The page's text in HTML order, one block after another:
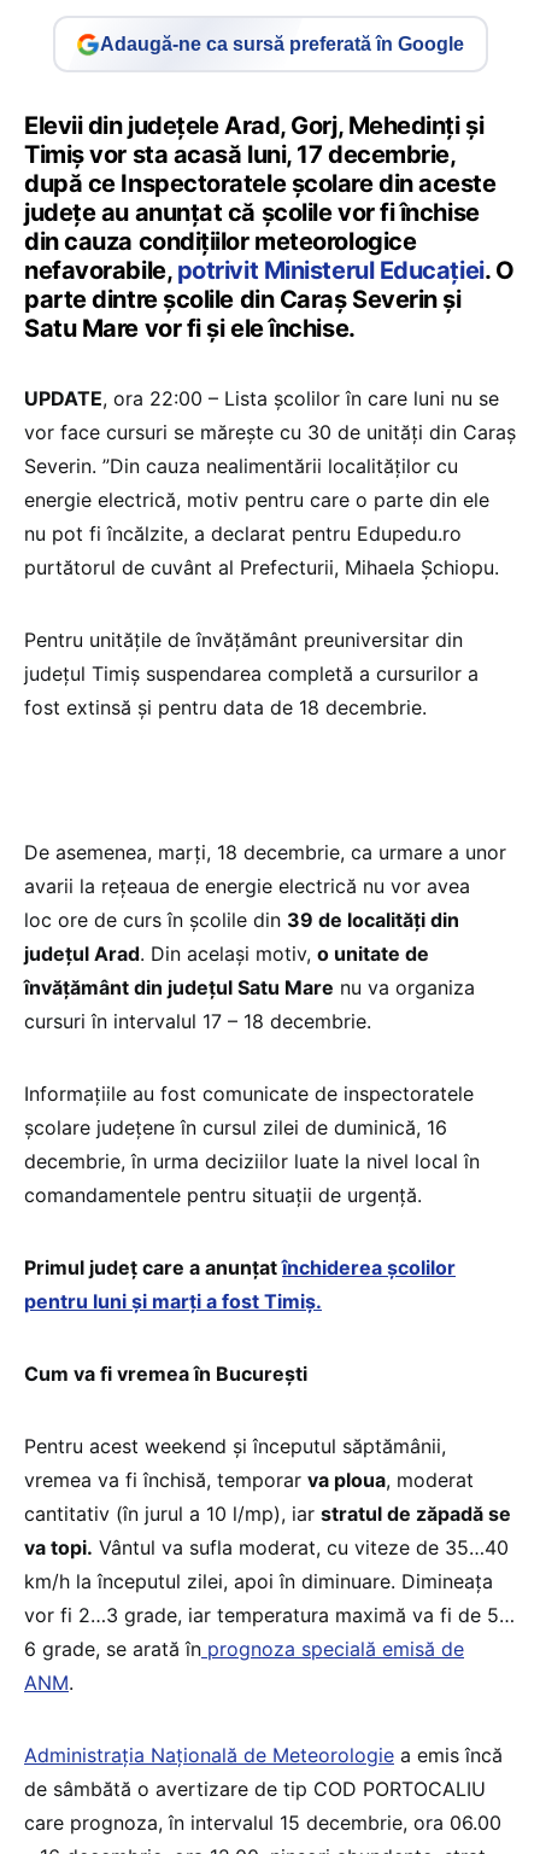
Adaugă-ne ca sursă preferată în Google
Elevii din județele Arad, Gorj, Mehedinți și
Timiș vor sta acasă luni, 17 decembrie,
după ce Inspectoratele școlare din aceste
județe au anunțat că școlile vor fi închise
din cauza condițiilor meteorologice
nefavorabile, potrivit Ministerul Educației. O
parte dintre școlile din Caraș Severin și
Satu Mare vor fi și ele închise.
UPDATE, ora 22:00 – Lista școlilor în care luni nu se
vor face cursuri se mărește cu 30 de unități din Caraș
Severin. ”Din cauza nealimentării localităților cu
energie electrică, motiv pentru care o parte din ele
nu pot fi încălzite, a declarat pentru Edupedu.ro
purtătorul de cuvânt al Prefecturii, Mihaela Șchiopu.
Pentru unitățile de învățământ preuniversitar din
județul Timiș suspendarea completă a cursurilor a
fost extinsă și pentru data de 18 decembrie.
De asemenea, marți, 18 decembrie, ca urmare a unor
avarii la rețeaua de energie electrică nu vor avea
loc ore de curs în școlile din 39 de localități din
județul Arad. Din același motiv, o unitate de
învățământ din județul Satu Mare nu va organiza
cursuri în intervalul 17 – 18 decembrie.
Informațiile au fost comunicate de inspectoratele
școlare județene în cursul zilei de duminică, 16
decembrie, în urma deciziilor luate la nivel local în
comandamentele pentru situații de urgență.
Primul județ care a anunțatînchiderea școlilor
pentru luni și marți a fost Timiș.
Cum va fi vremea în București
Pentru acest weekend și începutul săptămânii,
vremea va fi închisă, temporar va ploua, moderat
cantitativ (în jurul a 10 l/mp), iar stratul de zăpadă se
va topi. Vântul va sufla moderat, cu viteze de 35…40
km/h la începutul zilei, apoi în diminuare. Dimineața
vor fi 2…3 grade, iar temperatura maximă va fi de 5…
6 grade, se arată în prognoza specială emisă de
ANM.
Administraţia Naţională de Meteorologie a emis încă
de sâmbătă o avertizare de tip COD PORTOCALIU
care prognoza, în intervalul 15 decembrie, ora 06.00